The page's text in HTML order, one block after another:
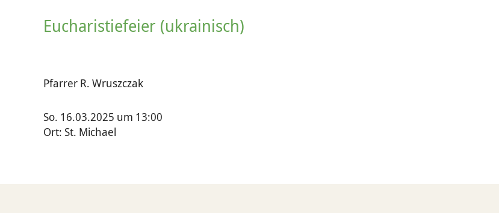
Eucharistiefeier (ukrainisch)
Pfarrer R. Wruszczak
So. 16.03.2025 um 13:00
Ort: St. Michael